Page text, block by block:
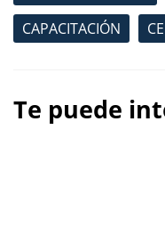
CAPACITACIÓN
Te puede